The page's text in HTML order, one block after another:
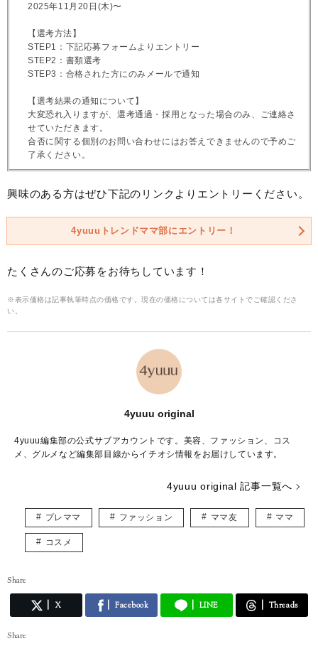
2025年11月20日(木)〜
【選考方法】
STEP1：下記応募フォームよりエントリー
STEP2：書類選考
STEP3：合格された方にのみメールで通知
【選考結果の通知について】
大変恐れ入りますが、選考通過・採用となった場合のみ、ご連絡さ
せていただきます。
合否に関する個別のお問い合わせにはお答えできませんので予めご
了承ください。
興味のある方はぜひ下記のリンクよりエントリーください。
4yuuuトレンドママ部にエントリー！
たくさんのご応募をお待ちしています！
※表示価格は記事執筆時点の価格です。現在の価格については各サイトでご確認くださ
い。
4yuuu original
4yuuu編集部の公式サブアカウントです。美容、ファッション、コス
メ、グルメなど編集部目線からイチオシ情報をお届けしています。
4yuuu original 記事一覧へ
プレママ ファッション ママ友 ママ
コスメ
Share
X Facebook LINE Threads
Share